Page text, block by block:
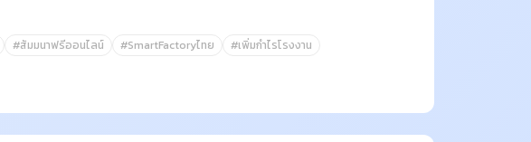
#สัมมนาฟรีออนไลน์ #SmartFactoryไทย
#เพิ่มกำไรโรงงาน